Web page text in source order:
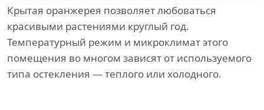
Крытая оранжерея позволяет любоваться
красивыми растениями круглый год.
Температурный режим и микроклимат этого
помещения во многом зависят от используемого
типа остекления — теплого или холодного.